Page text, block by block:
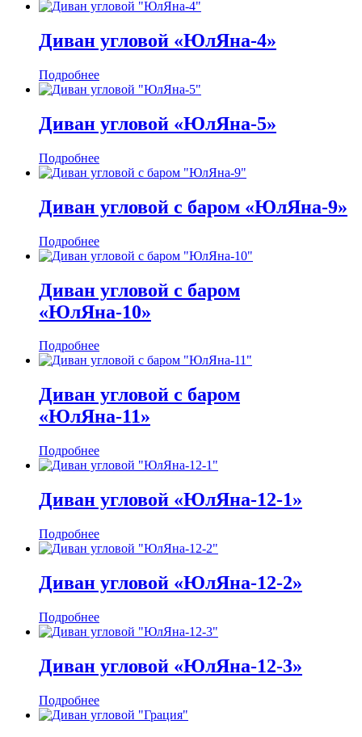
Диван угловой «ЮлЯна-4»
Подробнее
Диван угловой «ЮлЯна-5»
Подробнее
Диван угловой с баром «ЮлЯна-9»
Подробнее
Диван угловой с баром
«ЮлЯна-10»
Подробнее
Диван угловой с баром
«ЮлЯна-11»
Подробнее
Диван угловой «ЮлЯна-12-1»
Подробнее
Диван угловой «ЮлЯна-12-2»
Подробнее
Диван угловой «ЮлЯна-12-3»
Подробнее